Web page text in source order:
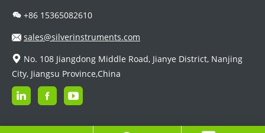
+86 15365082610
sales@silverinstruments.com
No. 108 Jiangdong Middle Road, Jianye District, Nanjing
City, Jiangsu Province,China